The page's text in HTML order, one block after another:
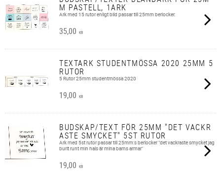
M PASTELL, 1ARK
Ark med 15 rutor enligt bild passar till 25mm berlocker.
35,00 KR
TEXTARK STUDENTMÖSSA 2020 25MM 5
RUTOR
5 Rutor 25mm studentmössa 2020
19,00 KR
BUDSKAP/TEXT FÖR 25MM "DET VACKR
ASTE SMYCKET" 5ST RUTOR
Ark med 5st rutor passar till 25mm:s berlocker "det vackraste smycket jag
burit runt min hals är mina barns armar"
19,00 KR